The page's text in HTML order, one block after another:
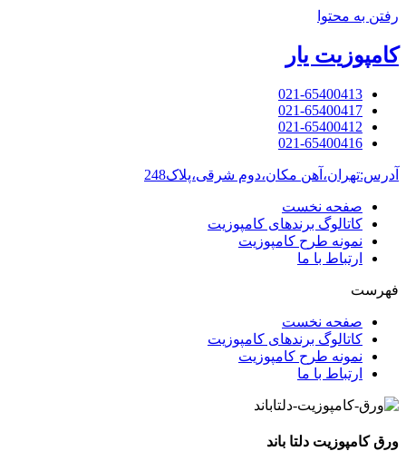
رفتن به محتوا
کامپوزیت یار
021-65400413
021-65400417
021-65400412
021-65400416
آدرس:تهران،آهن مکان،دوم شرقی،پلاک248
صفحه نخست
کاتالوگ برندهای کامپوزیت
نمونه طرح کامپوزیت
ارتباط با ما
فهرست
صفحه نخست
کاتالوگ برندهای کامپوزیت
نمونه طرح کامپوزیت
ارتباط با ما
ورق کامپوزیت دلتا باند